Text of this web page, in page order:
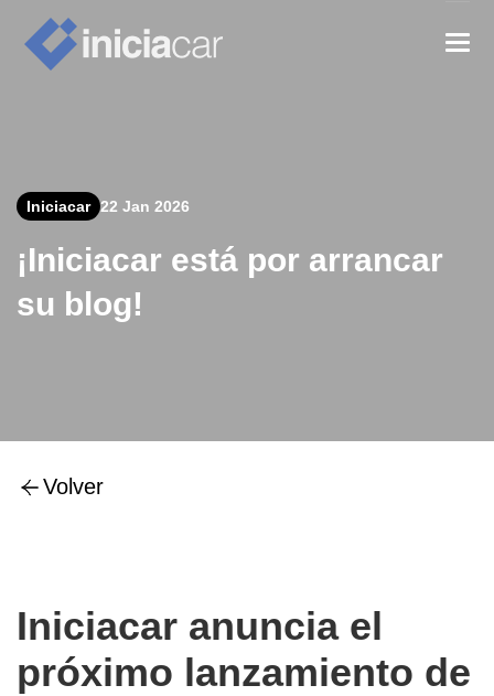
Iniciacar 22 Jan 2026
¡Iniciacar está por arrancar
su blog!
Volver
Iniciacar anuncia el
próximo lanzamiento de